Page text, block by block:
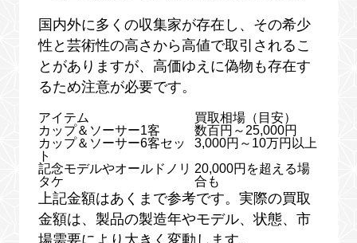
国内外に多くの収集家が存在し、その希少
性と芸術性の高さから高値で取引されるこ
とがありますが、高価ゆえに偽物も存在す
るため注意が必要です。
アイテム
買取相場（目安）
カップ＆ソーサー1客
数百円～25,000円
カップ＆ソーサー6客セッ
ト
3,000円～10万円以上
記念モデルやオールドノリ
タケ
20,000円を超える場
合も
上記金額はあくまで参考です。実際の買取
金額は、製品の製造年やモデル、状態、市
場需要により大きく変動します。